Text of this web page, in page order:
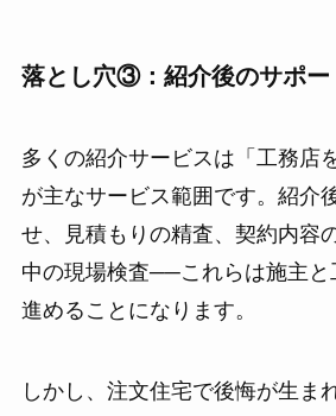
落とし穴③：紹介後のサポー
多くの紹介サービスは「工務店
が主なサービス範囲です。紹介
せ、見積もりの精査、契約内容
中の現場検査──これらは施主と
進めることになります。
しかし、注文住宅で後悔が生ま